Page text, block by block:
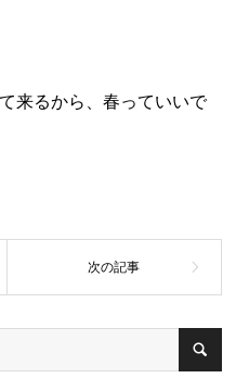
来るから、春っていいで